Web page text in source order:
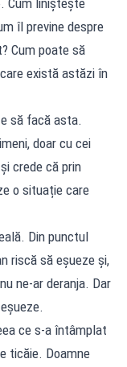
îl previne despre
Cum poate să
există astăzi în
să facă asta.
doar cu cei
crede că prin
o situație care
Din punctul
riscă să eșueze și,
ne-ar deranja. Dar
ce s-a întâmplat
ticăie. Doamne